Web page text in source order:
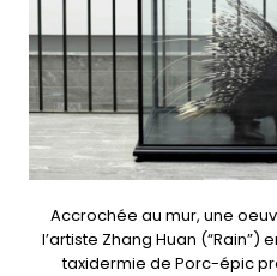
Accrochée au mur, une
l’artiste Zhang Huan (“Rain”)
taxidermie de Porc-épic